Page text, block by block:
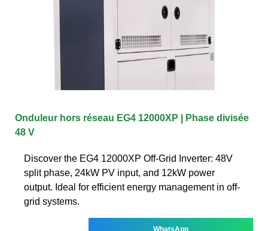
Onduleur hors réseau EG4 12000XP | Phase divisée
48 V
Discover the EG4 12000XP Off-Grid Inverter: 48V
split phase, 24kW PV input, and 12kW power
output. Ideal for efficient energy management in off-
grid systems.
WhatsApp